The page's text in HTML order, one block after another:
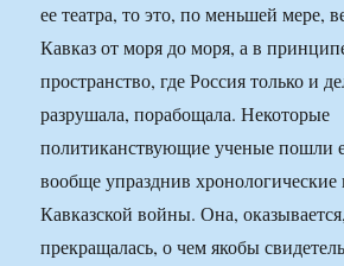
ее театра, то это, по меньшей мере,
Кавказ от моря до моря, а в
пространство, где Россия только и
разрушала, порабощала. Некоторые
политиканствующие ученые пошли
вообще упразднив
Кавказской войны. Она,
прекращалась, о чем якобы